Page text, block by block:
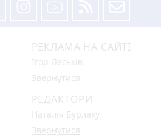
РЕКЛАМА НА САЙТІ
Ігор Леськів
Звернутися
РЕДАКТОРИ
Наталія Бурлаку
Звернутися